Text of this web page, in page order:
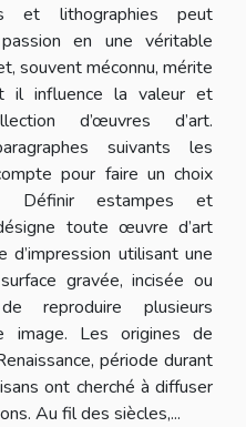
et lithographies peut
en une véritable
souvent méconnu, mérite
il influence la valeur et
d’œuvres d’art.
suivants les
pour faire un choix
Définir estampes et
toute œuvre d’art
d’impression utilisant une
gravée, incisée ou
reproduire plusieurs
image. Les origines de
période durant
ont cherché à diffuser
Au fil des siècles,...